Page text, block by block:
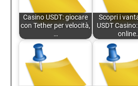
Casino USDT: giocare
con Tether per velocità,
…
Scopri i
USDT